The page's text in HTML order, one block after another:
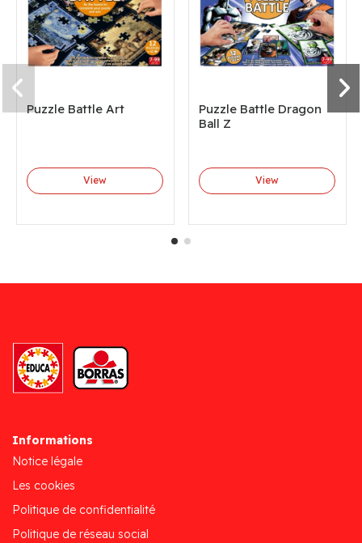
Puzzle Battle Art
View
Puzzle Battle Dragon
Ball Z
View
Informations
Notice légale
Les cookies
Politique de confidentialité
Politique de réseau social